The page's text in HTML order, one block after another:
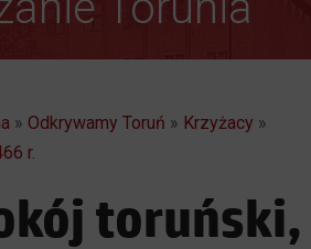
» Odkrywamy Toruń » Krzyżacy »
r.
toruński,